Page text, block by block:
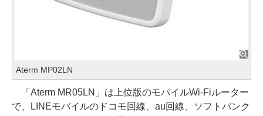
Aterm MP02LN
「Aterm MR05LN」は上位版のモバイルWi-Fiルーター
で、LINEモバイルのドコモ回線、au回線、ソフトバンク